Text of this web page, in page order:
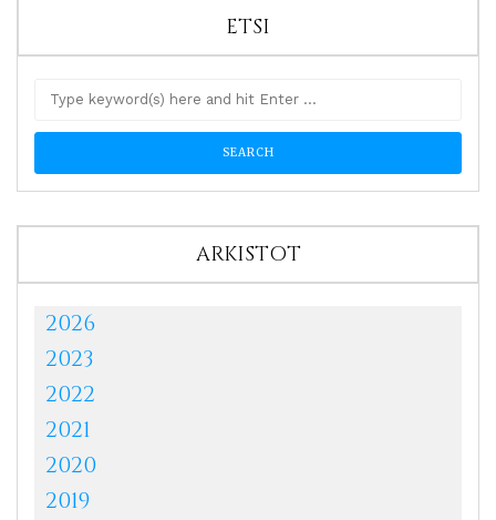
ETSI
ARKISTOT
2026
2023
2022
2021
2020
2019